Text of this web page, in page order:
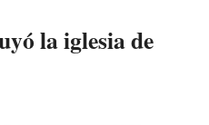
la iglesia de